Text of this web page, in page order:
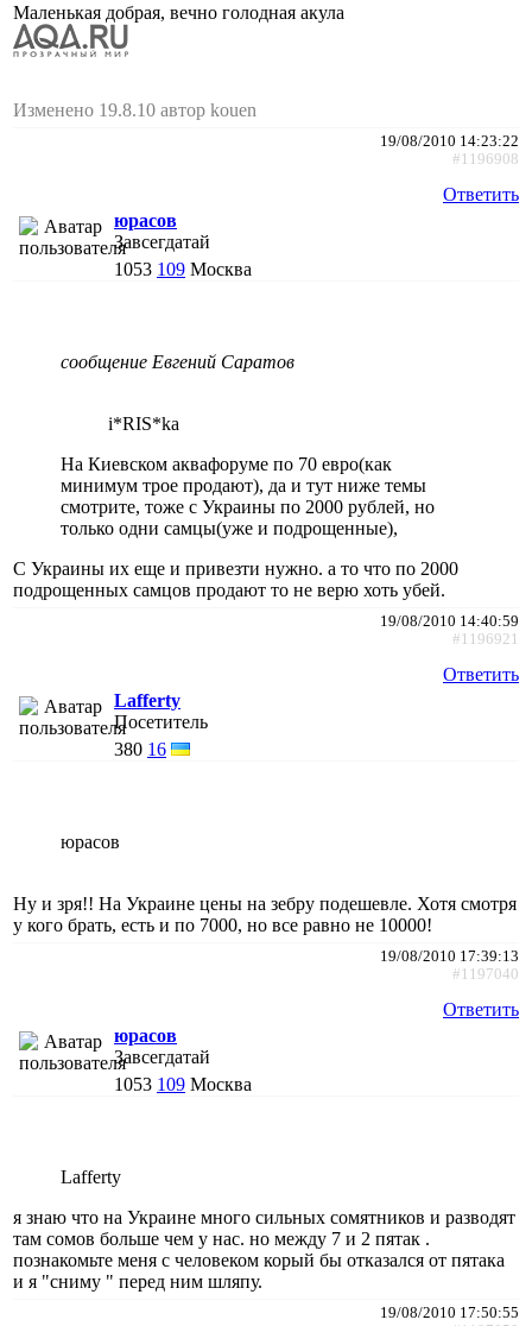
Маленькая добрая, вечно голодная акула
Изменено 19.8.10 автор kouen
19/08/2010 14:23:22
#1196908
Ответить
юрасов
Завсегдатай
1053 109 Москва
сообщение Евгений Саратов
i*RIS*ka
На Киевском аквафоруме по 70 евро(как
минимум трое продают), да и тут ниже темы
смотрите, тоже с Украины по 2000 рублей, но
только одни самцы(уже и подрощенные),
С Украины их еще и привезти нужно. а то что по 2000
подрощенных самцов продают то не верю хоть убей.
19/08/2010 14:40:59
#1196921
Ответить
Lafferty
Посетитель
380 16
юрасов
Ну и зря!! На Украине цены на зебру подешевле. Хотя смотря
у кого брать, есть и по 7000, но все равно не 10000!
19/08/2010 17:39:13
#1197040
Ответить
юрасов
Завсегдатай
1053 109 Москва
Lafferty
я знаю что на Украине много сильных сомятников и разводят
там сомов больше чем у нас. но между 7 и 2 пятак .
познакомьте меня с человеком корый бы отказался от пятака
и я "сниму " перед ним шляпу.
19/08/2010 17:50:55